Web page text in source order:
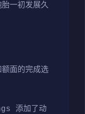
一初发展久
面的完成选
添加了动